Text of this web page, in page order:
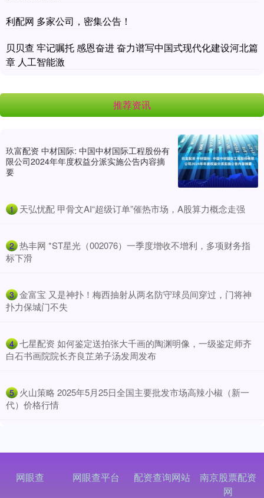
利配网 多家公司，密集公告！
贝贝查 牢记嘱托 感恩奋进 奋力谱写中国式现代化建设河北篇
章 人工智能激
推荐资讯
玖富配资 中材国际: 中国中材国际工程股份有
限公司2024年年度权益分派实施公告内容摘
要
1 ​天弘忧配 甲骨文AI“超级订单”催热市场，A股算力概念走强
2 ​热丰网 *ST星光（002076）一季度增收不增利，多项财务指
标下滑
3 ​金富宝 又是神扑！梅西抽射从两名防守球员间穿过，门将神
扑力保城门不失
4 ​七星配资 如何鉴定送拍张大千画的陶渊明像，一级鉴定师齐
白石书画院院长齐良芷弟子汤发周发布
5 ​火山策略 2025年5月25日全国主要批发市场高辣小椒（新一
代）价格行情
网眼查 网眼查平台 配资查询网站
南京股票配资
网